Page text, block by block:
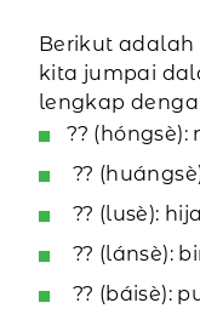
Berikut
kita jumpai
lengkap
?? (hóngsè):
??
?? (lusè):
?? (lánsè):
?? (báisè):